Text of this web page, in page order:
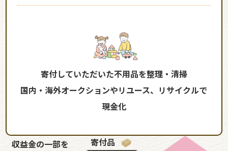
寄付していただいた不用品を整理・清掃
国内・海外オークションやリユース、リサイクルで
現金化
収益金の一部を
寄付品